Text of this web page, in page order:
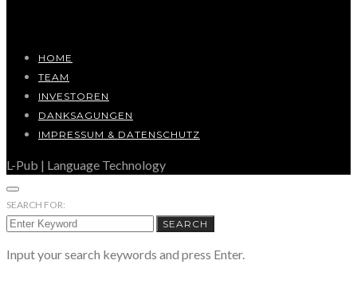
HOME
TEAM
INVESTOREN
DANKSAGUNGEN
IMPRESSUM & DATENSCHUTZ
L-Pub | Language Technology
SEARCH FOR:
SEARCH
Input your search keywords and press Enter.